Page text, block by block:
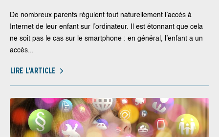
De nombreux parents régulent tout naturellement l’accès à
Internet de leur enfant sur l’ordinateur. Il est étonnant que cela
ne soit pas le cas sur le smartphone : en général, l’enfant a un
accès...
LIRE L'ARTICLE